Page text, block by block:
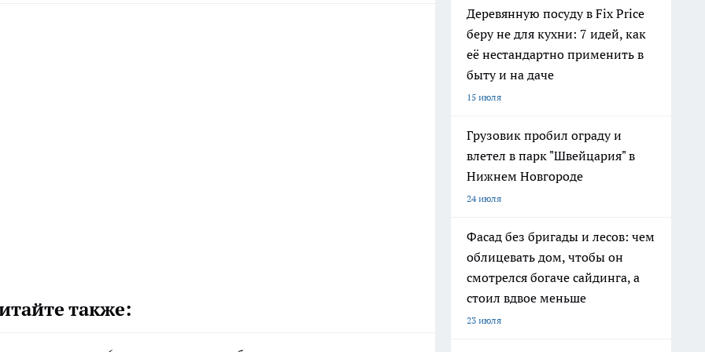
также:
Деревянную посуду в Fix Price
беру не для кухни: 7 идей, как
её нестандартно применить в
быту и на даче
15 июля
Грузовик пробил ограду и
влетел в парк "Швейцария" в
Нижнем Новгороде
24 июля
Фасад без бригады и лесов: чем
облицевать дом, чтобы он
смотрелся богаче сайдинга, а
стоил вдвое меньше
23 июля